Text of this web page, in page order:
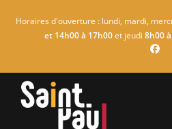
Horaires d'ouverture : lundi, mardi,
et 14h00 à 17h00et jeudi 8h00